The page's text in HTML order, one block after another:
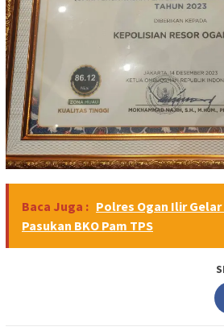
Baca Juga : Polres Ogan Ilir
Pasukan BKO Pam TPS